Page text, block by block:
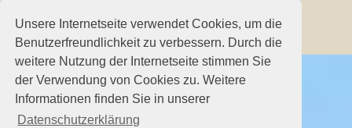
Unsere Internetseite verwendet Cookies, um die
Benutzerfreundlichkeit zu verbessern. Durch die
weitere Nutzung der Internetseite stimmen Sie
der Verwendung von Cookies zu. Weitere
Informationen finden Sie in unserer
Datenschutzerklärung